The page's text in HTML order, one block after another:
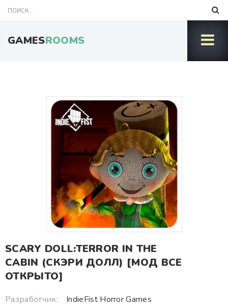
GAMESROOMS
SCARY DOLL:TERROR IN THE
CABIN (СКЭРИ ДОЛЛ) [МОД ВСЕ
ОТКРЫТО]
Разработчик:
IndieFist Horror Games